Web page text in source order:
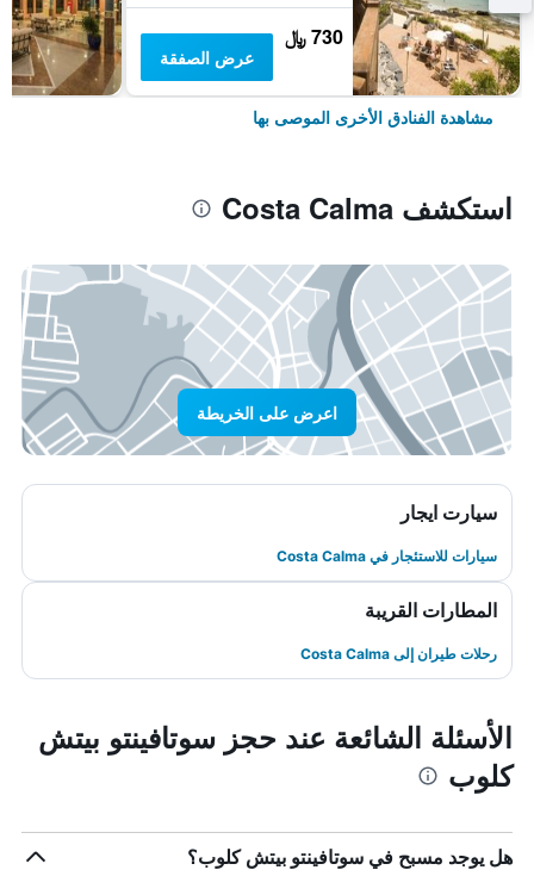
730 ﷼
عرض الصفقة
مشاهدة الفنادق الأخرى الموصى بها
استكشف Costa Calma
اعرض على الخريطة
سيارت ايجار
سيارات للاستئجار في Costa Calma
المطارات القريبة
رحلات طيران إلى Costa Calma
الأسئلة الشائعة عند حجز سوتافينتو بيتش
كلوب
هل يوجد مسبح في سوتافينتو بيتش كلوب؟